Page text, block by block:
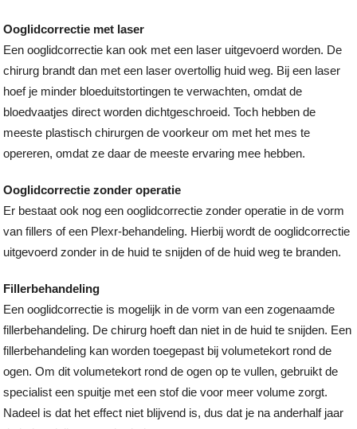
Ooglidcorrectie met laser
Een ooglidcorrectie kan ook met een laser uitgevoerd worden. De
chirurg brandt dan met een laser overtollig huid weg. Bij een laser
hoef je minder bloeduitstortingen te verwachten, omdat de
bloedvaatjes direct worden dichtgeschroeid. Toch hebben de
meeste plastisch chirurgen de voorkeur om met het mes te
opereren, omdat ze daar de meeste ervaring mee hebben.
Ooglidcorrectie zonder operatie
Er bestaat ook nog een ooglidcorrectie zonder operatie in de vorm
van fillers of een Plexr-behandeling. Hierbij wordt de ooglidcorrectie
uitgevoerd zonder in de huid te snijden of de huid weg te branden.
Fillerbehandeling
Een ooglidcorrectie is mogelijk in de vorm van een zogenaamde
fillerbehandeling. De chirurg hoeft dan niet in de huid te snijden. Een
fillerbehandeling kan worden toegepast bij volumetekort rond de
ogen. Om dit volumetekort rond de ogen op te vullen, gebruikt de
specialist een spuitje met een stof die voor meer volume zorgt.
Nadeel is dat het effect niet blijvend is, dus dat je na anderhalf jaar